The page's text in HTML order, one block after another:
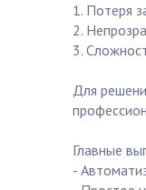
1. Потеря
2.
3.
Для
Главные
-